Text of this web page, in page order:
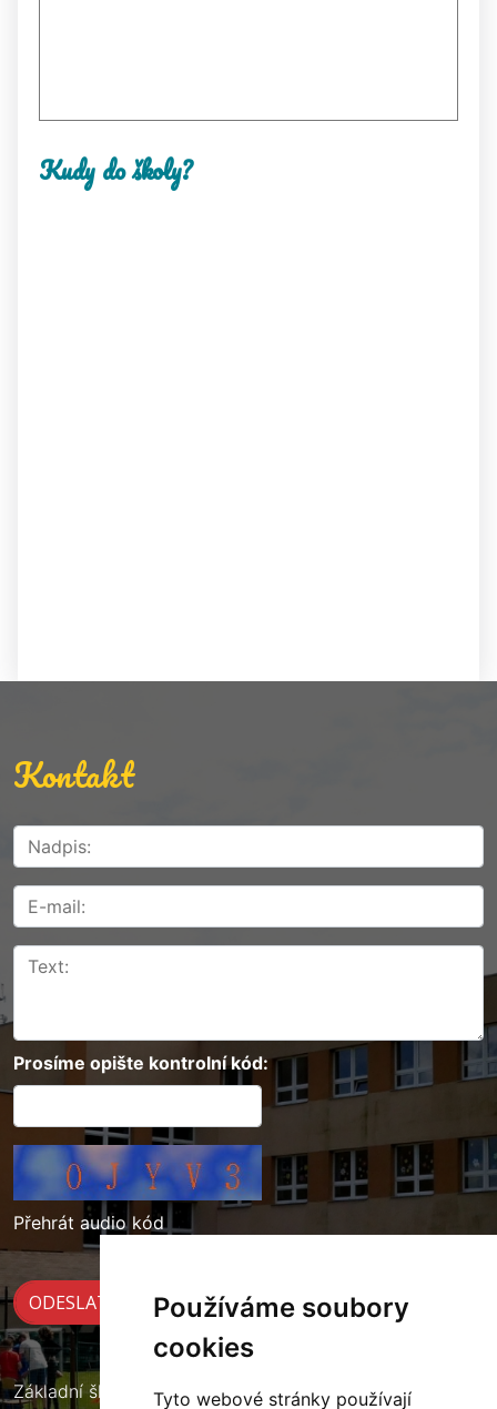
Používáme soubory
cookies
Tyto webové stránky používají
Kudy do školy?
Kontakt
Prosíme opište kontrolní kód:
Přehrát audio kód
Základní škola Cerekvice nad Loučnou